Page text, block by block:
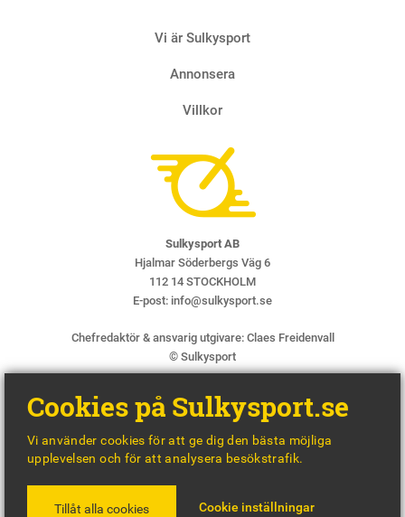
Vi är Sulkysport
Annonsera
Villkor
Sulkysport AB
Hjalmar Söderbergs Väg 6
112 14 STOCKHOLM
E-post: info@sulkysport.se
Chefredaktör & ansvarig utgivare: Claes Freidenvall
© Sulkysport
BY
Cookies på Sulkysport.se
Vi använder cookies för att ge dig den bästa möjliga
upplevelsen och för att analysera besökstrafik.
Tillåt alla cookies Cookie inställningar